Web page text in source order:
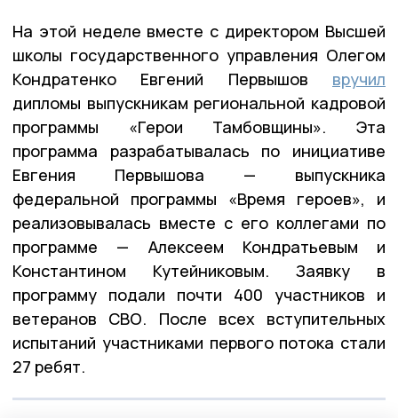
На этой неделе вместе с директором Высшей
школы государственного управления Олегом
Кондратенко Евгений Первышов вручил
дипломы выпускникам региональной кадровой
программы «Герои Тамбовщины». Эта
программа разрабатывалась по инициативе
Евгения Первышова — выпускника
федеральной программы «Время героев», и
реализовывалась вместе с его коллегами по
программе — Алексеем Кондратьевым и
Константином Кутейниковым. Заявку в
программу подали почти 400 участников и
ветеранов СВО. После всех вступительных
испытаний участниками первого потока стали
27 ребят.